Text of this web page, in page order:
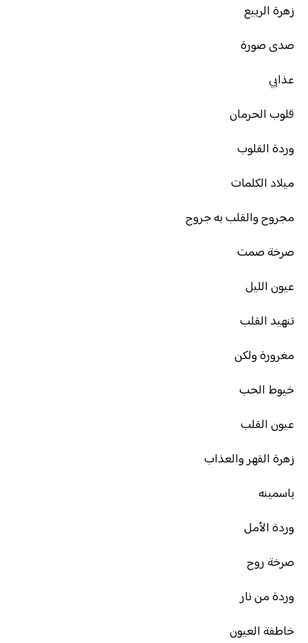
زهرة الربيع
صدى صورة
عذابي
قلوب الحرمان
وردة القلوب
ميلاد الكلمات
مجروح والقلب به جروح
صرخة صمت
عيون الليل
تنهيد القلب
مغرورة ولكن
خيوط الحب
عيون القلب
زهرة القهر والعذاب
ياسمينه
وردة الأمل
صرخة روح
وردة من نار
خاطفة العيون